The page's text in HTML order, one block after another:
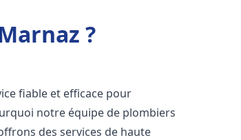
?
fiable et efficace pour
notre équipe de plombiers
des services de haute